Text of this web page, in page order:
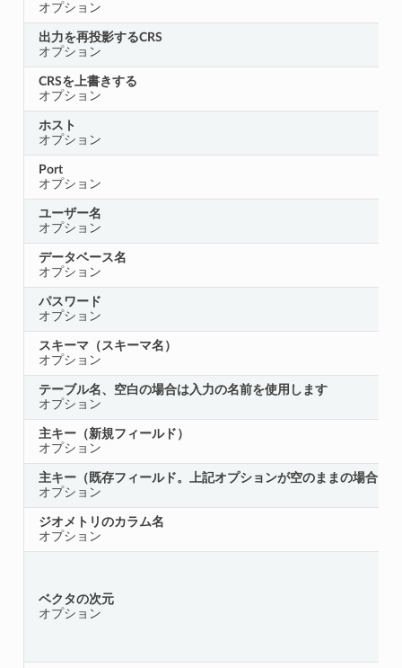
オプション
出力を再投影するCRS
オプション
CRSを上書きする
オプション
ホスト
オプション
Port
オプション
ユーザー名
オプション
データベース名
オプション
パスワード
オプション
スキーマ（スキーマ名）
オプション
テーブル名、空白の場合は入力の名前を使用します
オプション
主キー（新規フィールド）
オプション
主キー（既存フィールド。上記オプションが空のままの場合に
オプション
ジオメトリのカラム名
オプション
ベクタの次元
オプション